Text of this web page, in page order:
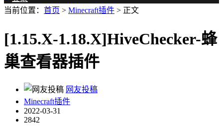
当前位置： 首页 > Minecraft插件 > 正文
[1.15.X-1.18.X]HiveChecker-蜂
巢查看器插件
网友投稿
Minecraft插件
2022-03-31
2842